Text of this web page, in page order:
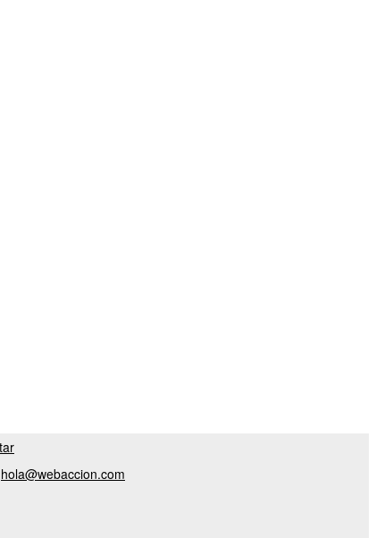
hola@webaccion.com